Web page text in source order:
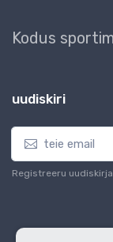
Kodus
uudiskiri
Registreeru